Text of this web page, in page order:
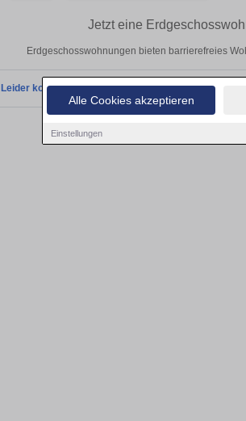
Alle Cookies akzeptieren
Einstellungen
Jetzt eine
Erdgeschosswohnungen bieten barrierefreies
Leider konnten wir derzeit keine passenden Objekte